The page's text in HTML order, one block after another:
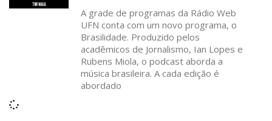
A grade de programas da Rádio Web
UFN conta com um novo programa, o
Brasilidade. Produzido pelos
acadêmicos de Jornalismo, Ian Lopes e
Rubens Miola, o podcast aborda a
música brasileira. A cada edição é
abordado